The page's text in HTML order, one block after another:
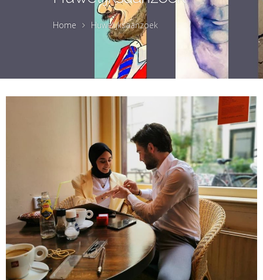
Home Huwelijksaanzoek